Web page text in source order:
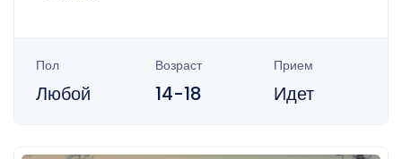
Пол
Любой
Возраст
14-18
Прием
Идет